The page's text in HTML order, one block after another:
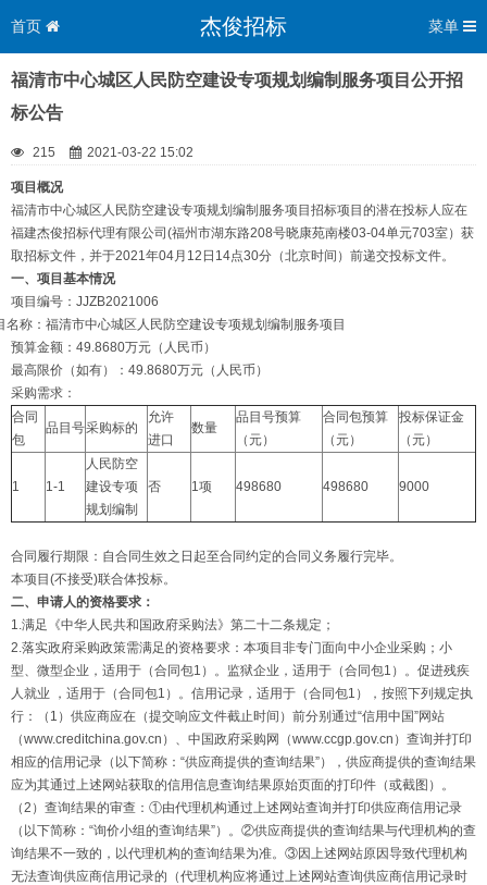
首页 杰俊招标 菜单
福清市中心城区人民防空建设专项规划编制服务项目公开招
标公告
215 2021-03-22 15:02
项目 概况
福清市中心城区人民防空建设专项规划编制服务项目招标项目的潜在投标人应在
福建杰俊招标代理有限公司(福州市湖东路208号晓康苑南楼03-04单元703室）获
取招标文件，并于2021年04月12日14点30分（北京时间）前递交投标文件。
一、项目基本情况
项目编号：JJZB2021006
名称：福清市中心城区人民防空建设专项规划编制服务项目
预算金额：49.8680万元（人民币）
最高限价（如有）：49.8680万元（人民币）
采购需求：
合同
包
品目号采购标的
允许
进口
数量
品目号预算
（元）
合同包预算
（元）
投标保证金
（元）
1 1-1
人民防空
建设专项
规划编制
否 1项 498680 498680 9000
合同履行期限：自合同生效之日起至合同约定的合同义务履行完毕。
本项目(不接受)联合体投标。
二、申请人的资格要求：
1.满足《中华人民共和国政府采购法》第二十二条规定；
2.落实政府采购政策需满足的资格要求：本项目非专门面向中小企业采购；小
型、微型企业，适用于（合同包1）。监狱企业，适用于（合同包1）。促进残疾
人就业 ，适用于（合同包1）。信用记录，适用于（合同包1），按照下列规定执
行：（1）供应商应在（提交响应文件截止时间）前分别通过“信用中国”网站
（www.creditchina.gov.cn）、中国政府采购网（www.ccgp.gov.cn）查询并打印
相应的信用记录（以下简称：“供应商提供的查询结果”），供应商提供的查询结果
应为其通过上述网站获取的信用信息查询结果原始页面的打印件（或截图）。
（2）查询结果的审查：①由代理机构通过上述网站查询并打印供应商信用记录
（以下简称：“询价小组的查询结果”）。②供应商提供的查询结果与代理机构的查
询结果不一致的，以代理机构的查询结果为准。③因上述网站原因导致代理机构
无法查询供应商信用记录的（代理机构应将通过上述网站查询供应商信用记录时